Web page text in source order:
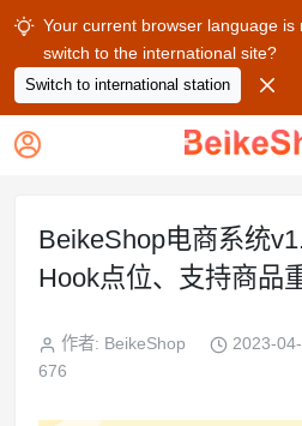
 Your current browser language
switch to the international site?
Switch to international station 

BeikeShop电商系统
Hook点位、支持商品
作者: BeikeShop 2023-
676